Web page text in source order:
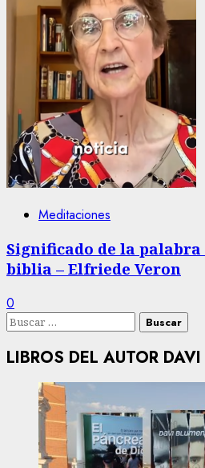
Meditaciones
Significado de la palabra
biblia – Elfriede Veron
0
Buscar:
LIBROS DEL AUTOR